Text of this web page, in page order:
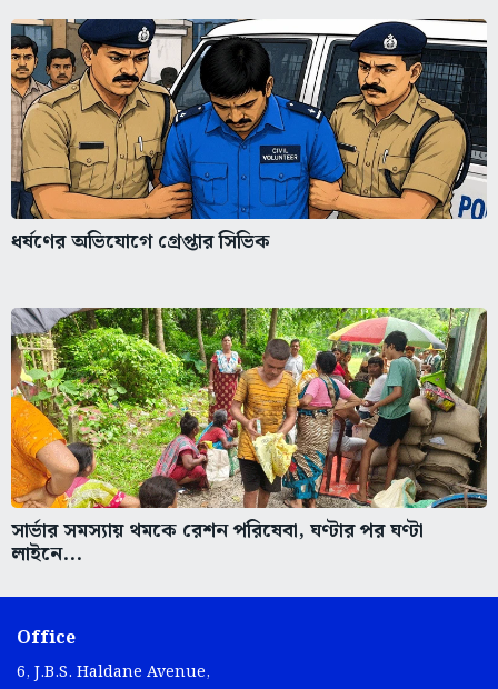
ধর্ষণের অভিযোগে গ্রেপ্তার সিভিক
সার্ভার সমস্যায় থমকে রেশন পরিষেবা, ঘণ্টার পর ঘণ্টা
লাইনে...
Office
6, J.B.S. Haldane Avenue,